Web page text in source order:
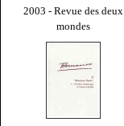
2003 - Revue des deux
mondes